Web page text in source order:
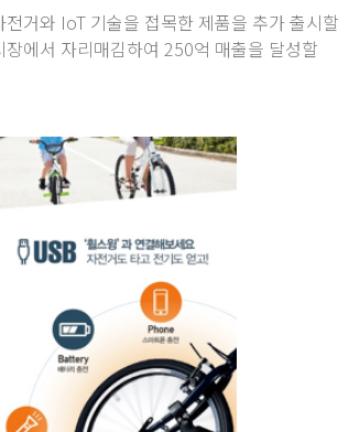
거와 IoT 기술을 접목한 제품을 추가 출시할
에서 자리매김하여 250억 매출을 달성할